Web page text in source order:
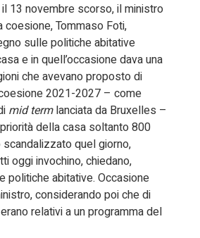
13 novembre scorso, il ministro
coesione, Tommaso Foti,
sulle politiche abitative
e in quell’occasione dava una
che avevano proposto di
2021-2027 – come
mid termlanciata da Bruxelles –
della casa soltanto 800
quel giorno,
oggi invochino, chiedano,
politiche abitative. Occasione
considerando poi che di
relativi a un programma del